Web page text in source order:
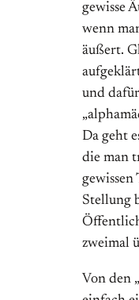
gewisse
wenn
äußert.
und
Da geht
die man
gewissen
Stellung
zweimal
Von den